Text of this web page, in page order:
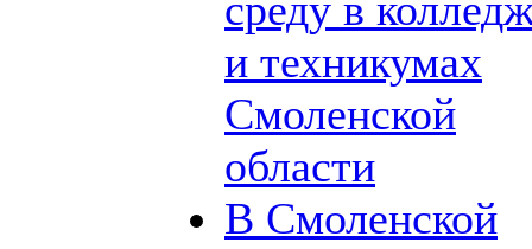
и техникумах
Смоленской
области
В Смоленской